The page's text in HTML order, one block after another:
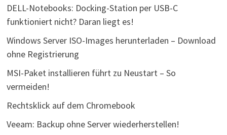
DELL-Notebooks: Docking-Station per USB-C
funktioniert nicht? Daran liegt es!
Windows Server ISO-Images herunterladen – Download
ohne Registrierung
MSI-Paket installieren führt zu Neustart – So
vermeiden!
Rechtsklick auf dem Chromebook
Veeam: Backup ohne Server wiederherstellen!